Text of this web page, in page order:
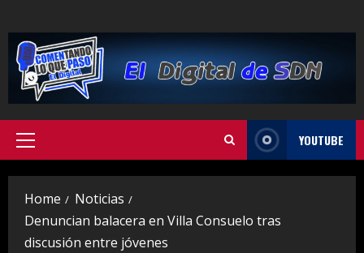
to
content
Primary
YOUTUBE
Home
Noticias
Denuncian balacera en Villa Consuelo tras
discusión entre jóvenes